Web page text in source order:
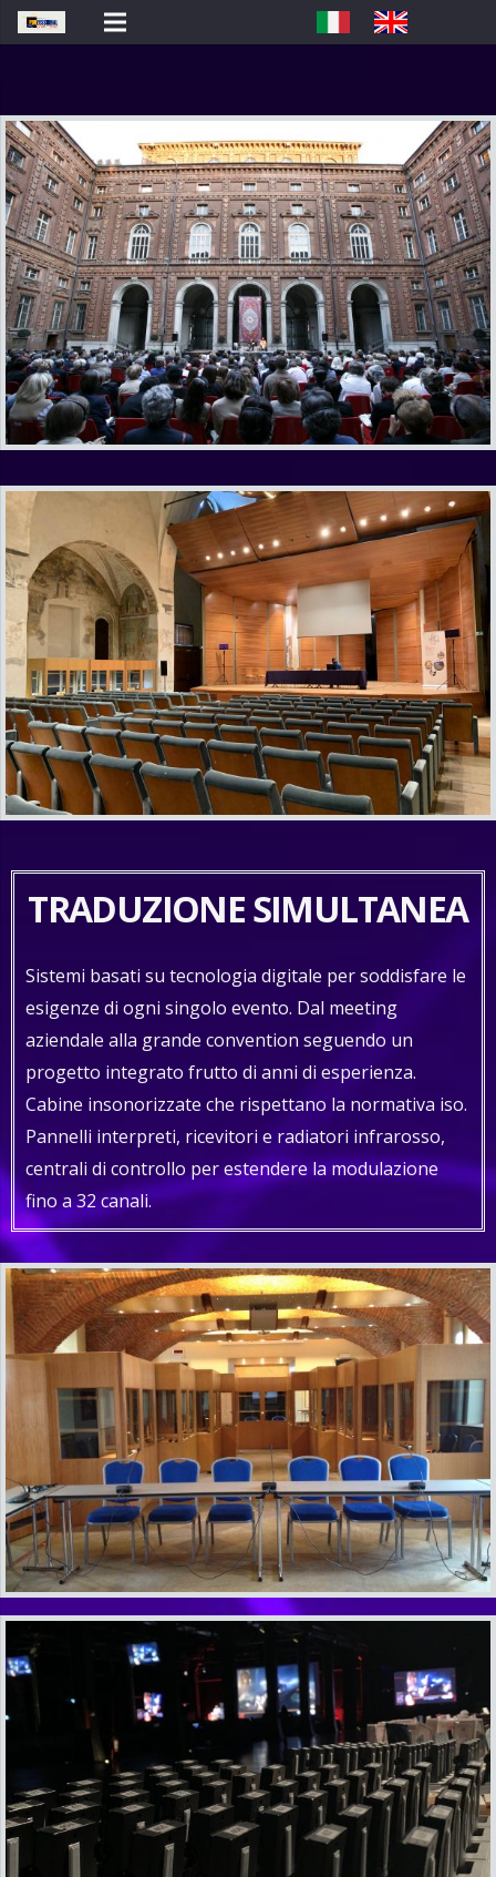
TRADUZIONE SIMULTANEA
Sistemi basati su tecnologia digitale per soddisfare le
esigenze di ogni singolo evento. Dal meeting
aziendale alla grande convention seguendo un
progetto integrato frutto di anni di esperienza.
Cabine insonorizzate che rispettano la normativa iso.
Pannelli interpreti, ricevitori e radiatori infrarosso,
centrali di controllo per estendere la modulazione
fino a 32 canali.